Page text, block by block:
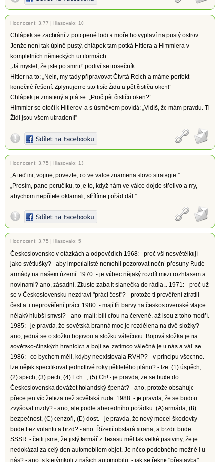
Hodnocení: 3.77 | Hlasovalo: 10
Chlápek se zachrání z potopené lodi a moře ho vyplaví na pustý ostrov.
Jenže není tak úplně pustý, chlápek tam potká Hitlera a Himmlera v
kompletních německých uniformách.
„Já myslel, že jste po smrti!” podiví se trosečník.
Hitler na to: „Nein, my tady připravovat Čtvrtá Reich a máme perfekt
konečné řešení. Zplynujeme sto tisíc Židů a pět čističů oken!”
Chlápek je zmatený a ptá se: „Proč pět čističů oken?”
Himmler se otočí k Hitlerovi a s úsměvem povídá: „Vidíš, že mám pravdu. Ti
Židi jsou všem ukradení!”
Hodnocení: 3.75 | Hlasovalo: 13
„A teď mi, vojíne, povězte, co ve válce znamená slovo strategie.”
„Prosím, pane poručíku, to je to, když nám ve válce dojde střelivo a my,
abychom nepřítele oklamali, střílíme pořád dál.”
Hodnocení: 3.75 | Hlasovalo: 5
Československo v otázkách a odpovědích 1968: - proč vši nesvětélkují
jako světlušky? - aby imperialisté nemohli pozorovat noční přesuny Rudé
armády na našem území. 1970: - je vůbec nějaký rozdíl mezi rozhlasem a
novinami? ano, zásadní. Zkuste zabalit slanečka do rádia... 1971: - proč už
se v Československu nezdraví "práci čest"? - protože ti prověření ztratili
čest a ti neprověření práci. 1980: - mají tři barvy na československé vlajce
nějaký hlubší smysl? - ano, mají: bílí dřou na červené, až jsou z toho modří.
1985: - je pravda, že sovětská branná moc je rozdělena na dvě složky? -
ano, jedná se o složku bojovou a složku válečnou. Bojová složka je na
sovětsko-čínských hranicích a bojí se, zatímco válečná je u nás a válí se.
1986: - co bychom měli, kdyby neexistovala RVHP? - v principu všechno. -
lze nějak specifikovat jednotlivé roky pětiletého plánu? - lze: (1) úspěch,
(2) spěch, (3) pech, (4) Ech..., (5) Ch! - je pravda, že se bude do
Československa dovážet holandský špenát? - ano, protože obsahuje
přece jen víc železa než sovětská ruda. 1988: - je pravda, že se budou
zvyšovat mzdy? - ano, ale podle abecedního pořádku: (A) armáda, (B)
bezpečnost, (C) cenzoři, (D) dost. - je pravda, že nový model škodovky
bude bez volantu a brzd? - ano. Řízení obstará strana, a brzdit bude
SSSR. - četli jsme, že jistý farmář z Texasu měl tak velké pastviny, že je
nedokázal za celý den automobilem objet. Je něco podobného možné i u
nás? - ano; s kterýmkoli z našich automobilů. - jak se řekne "přestavba"